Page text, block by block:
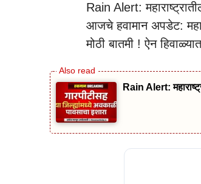
Rain Alert:
आजचे हवामान अपडेट:
मोठी बातमी ! ऐन
Rain Alert: